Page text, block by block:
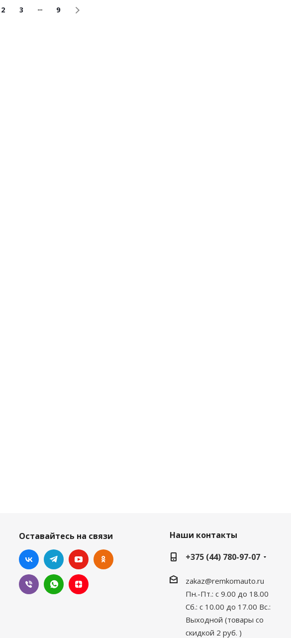
2 3 9
Оставайтесь на связи
Наши контакты
+375 (44) 780-97-07
zakaz@remkomauto.ru
Пн.-Пт.: с 9.00 до 18.00
Сб.: с 10.00 до 17.00 Вс.:
Выходной (товары со
скидкой 2 руб. )